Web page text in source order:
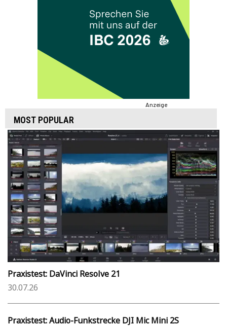
Anzeige
MOST POPULAR
Praxistest: DaVinci Resolve 21
30.07.26
Praxistest: Audio-Funkstrecke DJI Mic Mini 2S